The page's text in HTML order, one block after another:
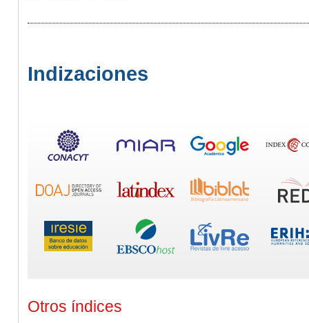
Indizaciones
Otros índices